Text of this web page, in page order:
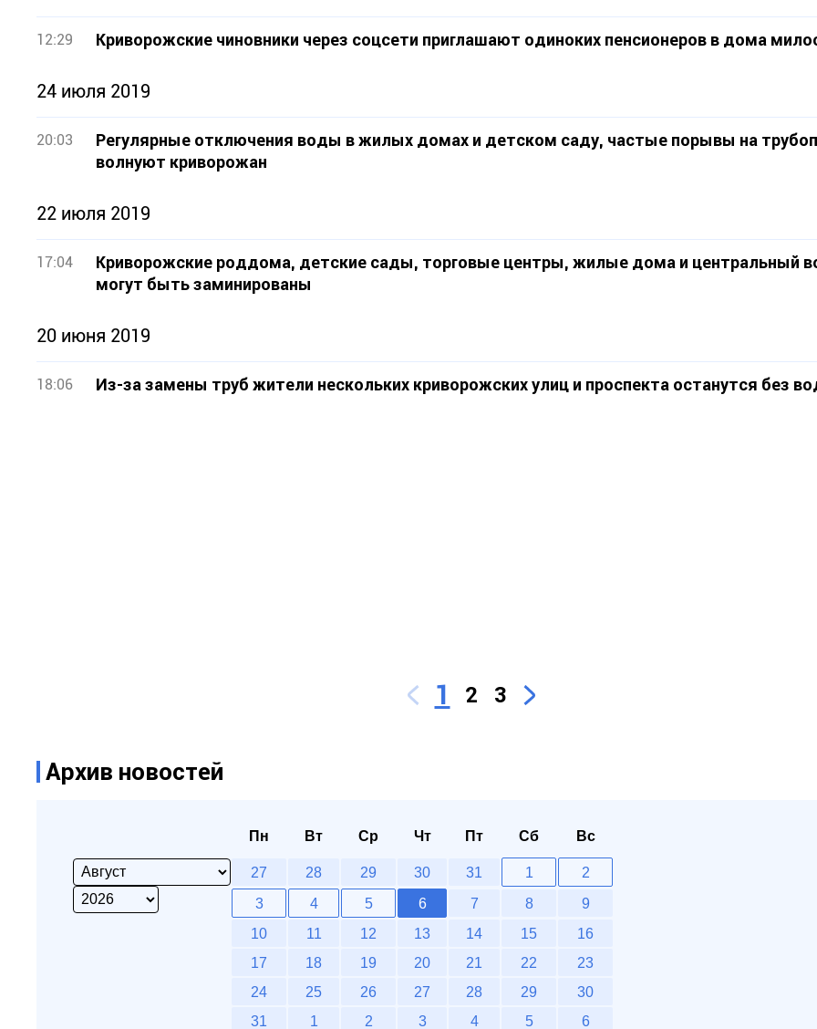
12:29 Криворожские чиновники через соцсети приглашают одиноких пенсионеров в дома
24 июля 2019
20:03
Регулярные отключения воды в жилых домах и детском саду, частые порывы на
волнуют криворожан
22 июля 2019
17:04
Криворожские роддома, детские сады, торговые центры, жилые дома и центральный
могут быть заминированы
20 июня 2019
18:06 Из-за замены труб жители нескольких криворожских улиц и проспекта останутся без
1 2 3
Архив новостей
Пн Вт Ср Чт Пт Сб Вс
27 28 29 30 31 1
2
3
4 5 6 7 8
9
10
11 12 13 14 15
16
17
18 19 20 21 22
23
24
25 26 27 28 29
30
31
1 2 3 4 5 6